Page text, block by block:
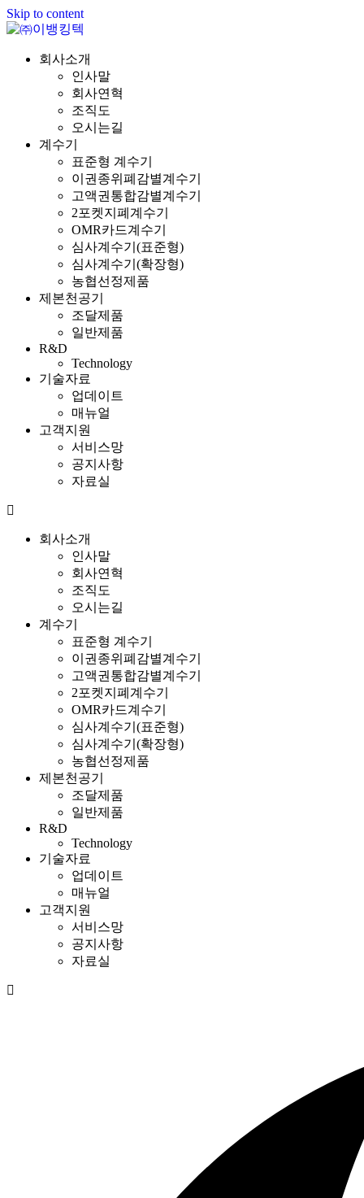
Skip to content
회사소개
인사말
회사연혁
조직도
오시는길
계수기
표준형 계수기
이권종위폐감별계수기
고액권통합감별계수기
2포켓지폐계수기
OMR카드계수기
심사계수기(표준형)
심사계수기(확장형)
농협선정제품
제본천공기
조달제품
일반제품
R&D
Technology
기술자료
업데이트
매뉴얼
고객지원
서비스망
공지사항
자료실
회사소개
인사말
회사연혁
조직도
오시는길
계수기
표준형 계수기
이권종위폐감별계수기
고액권통합감별계수기
2포켓지폐계수기
OMR카드계수기
심사계수기(표준형)
심사계수기(확장형)
농협선정제품
제본천공기
조달제품
일반제품
R&D
Technology
기술자료
업데이트
매뉴얼
고객지원
서비스망
공지사항
자료실